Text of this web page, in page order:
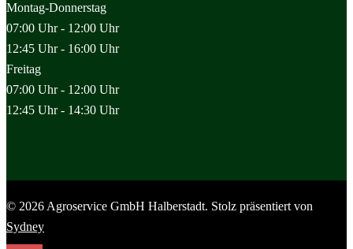
Montag-Donnerstag
07:00 Uhr - 12:00 Uhr
12:45 Uhr - 16:00 Uhr
Freitag
07:00 Uhr - 12:00 Uhr
12:45 Uhr - 14:30 Uhr
© 2026 Agroservice GmbH Halberstadt. Stolz präsentiert von
Sydney